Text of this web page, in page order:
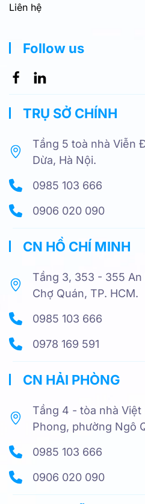
Liên hệ
Follow us
TRỤ SỞ CHÍNH
Tầng 5 toà nhà Viễn
Dừa, Hà Nội.
0985 103 666
0906 020 090
CN HỒ CHÍ MINH
Tầng 3, 353 - 355
Chợ Quán, TP. HCM.
0985 103 666
0978 169 591
CN HẢI PHÒNG
Tầng 4 - tòa nhà Việt
Phong, phường Ngô
0985 103 666
0906 020 090